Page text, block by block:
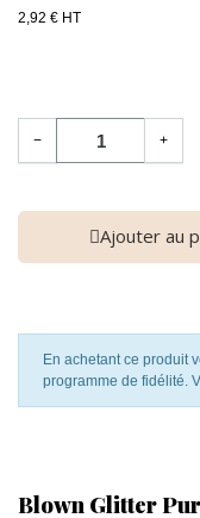
2,92 € HT
− +
Ajouter au
En achetant ce produit
programme de fidélité.
Blown Glitter